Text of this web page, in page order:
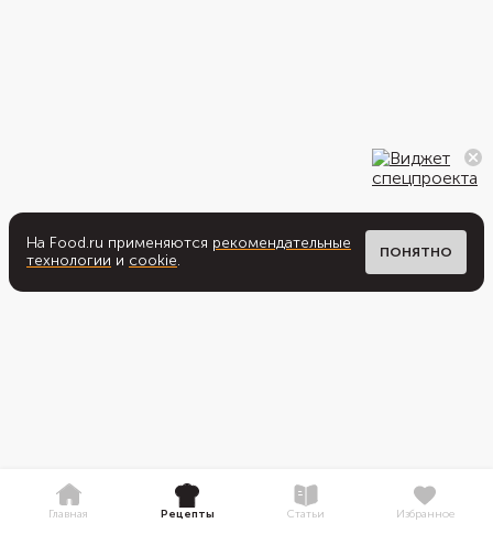
На Food.ru применяются рекомендательные
технологии и cookie. ПОНЯТНО
Главная Рецепты Статьи Избранное